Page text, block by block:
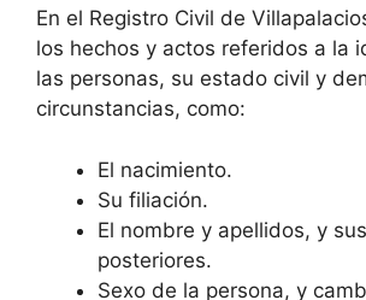
En el Registro Civil de
los hechos y actos referidos a la
las personas, su estado civil y
circunstancias, como:
El nacimiento.
Su filiación.
El nombre y apellidos, y
posteriores.
Sexo de la persona, y